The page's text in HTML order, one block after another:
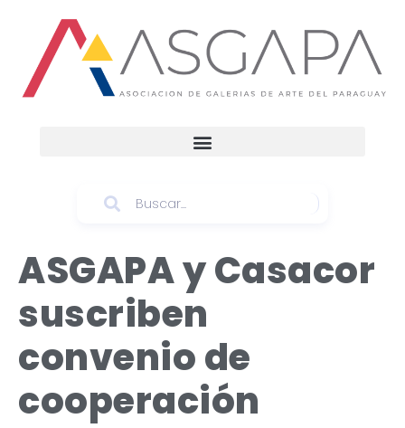
ASGAPA y Casacor
suscriben
convenio de
cooperación